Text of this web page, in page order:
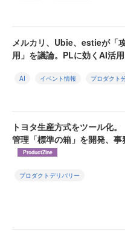
メルカリ、Ubie、estieが「
用」を議論。PLに効くAI活
AI イベント情報 プロダクト
トヨタ生産方式をツール化
管理「標準の箱」を開発、
ProductZine
プロダクトデリバリー